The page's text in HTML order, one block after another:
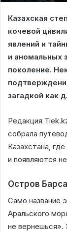
Казахская
кочевой
явлений и
и аномальных
поколение.
загадкой как
Редакция
собрала
Казахстана,
и появляются
Остров
Само название
Аральского
не вернешься».